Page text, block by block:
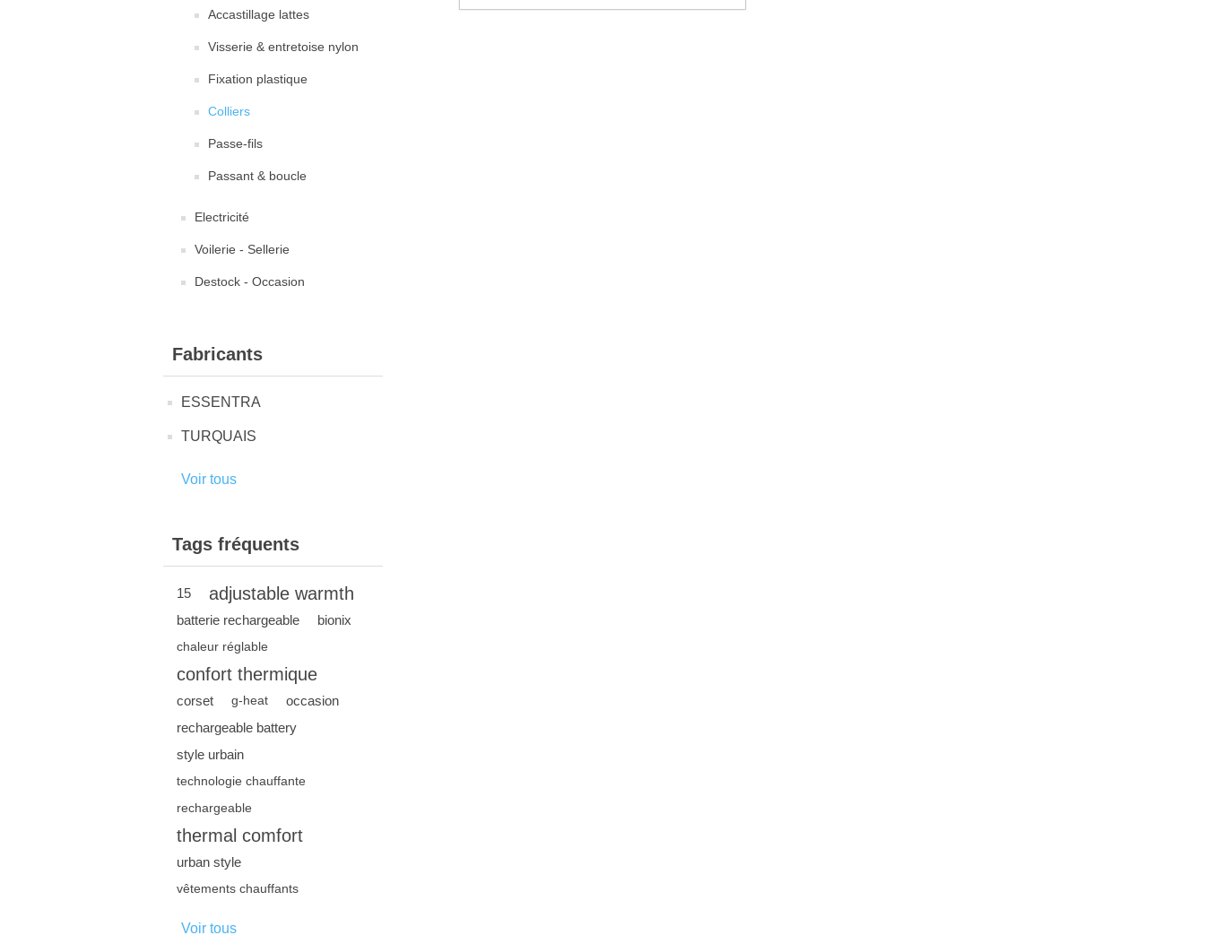
Accastillage lattes
Visserie & entretoise nylon
Fixation plastique
Colliers
Passe-fils
Passant & boucle
Electricité
Voilerie - Sellerie
Destock - Occasion
Fabricants
ESSENTRA
TURQUAIS
Voir tous
Tags fréquents
15 adjustable warmth
batterie rechargeable bionix
chaleur réglable
confort thermique
corset g-heat
occasion
rechargeable battery
style urbain
technologie chauffante
rechargeable
thermal comfort
urban style
vêtements chauffants
Voir tous